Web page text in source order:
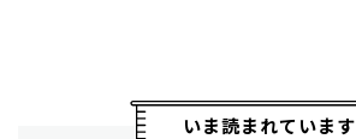
いま読まれています